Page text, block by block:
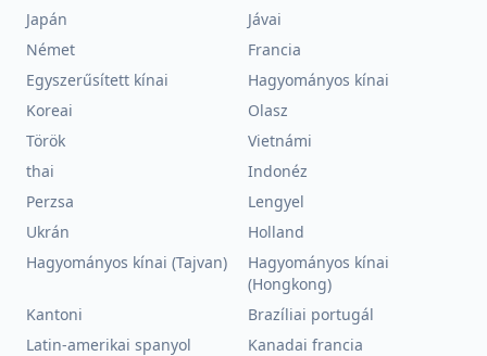
Japán
Jávai
Német
Francia
Egyszerűsített kínai
Hagyományos kínai
Koreai
Olasz
Török
Vietnámi
thai
Indonéz
Perzsa
Lengyel
Ukrán
Holland
Hagyományos kínai (Tajvan)
Hagyományos kínai
(Hongkong)
Kantoni
Brazíliai portugál
Latin-amerikai spanyol
Kanadai francia